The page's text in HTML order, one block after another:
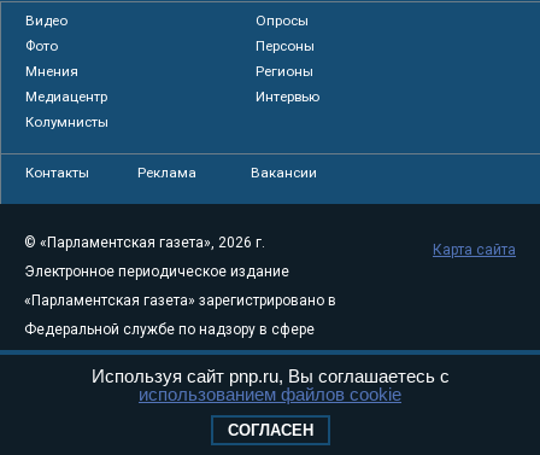
Видео
Опросы
Фото
Персоны
Мнения
Регионы
Медиацентр
Интервью
Колумнисты
Контакты Реклама Вакансии
© «Парламентская газета», 2026 г.
Электронное периодическое издание
«Парламентская газета» зарегистрировано в
Федеральной службе по надзору в сфере
связи, информационных технологий и
массовых коммуникаций (Роскомнадзор) 05
Свидетельство о регистрации Эл № ФС77-
Карта сайта
Используя сайт pnp.ru, Вы соглашаетесь с
использованием файлов cookie
СОГЛАСЕН